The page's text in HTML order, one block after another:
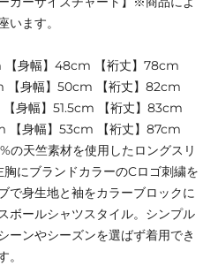
います。
【身幅】48cm 【裄丈】78cm
【身幅】50cm 【裄丈】82cm
身幅】51.5cm 【裄丈】83cm
【身幅】53cm 【裄丈】87cm
の天竺素材を使用したロングスリ
にブランドカラーのCロゴ刺繍を
で身生地と袖をカラーブロックに
ボールシャツスタイル。シンプル
ーンやシーズンを選ばず着用でき